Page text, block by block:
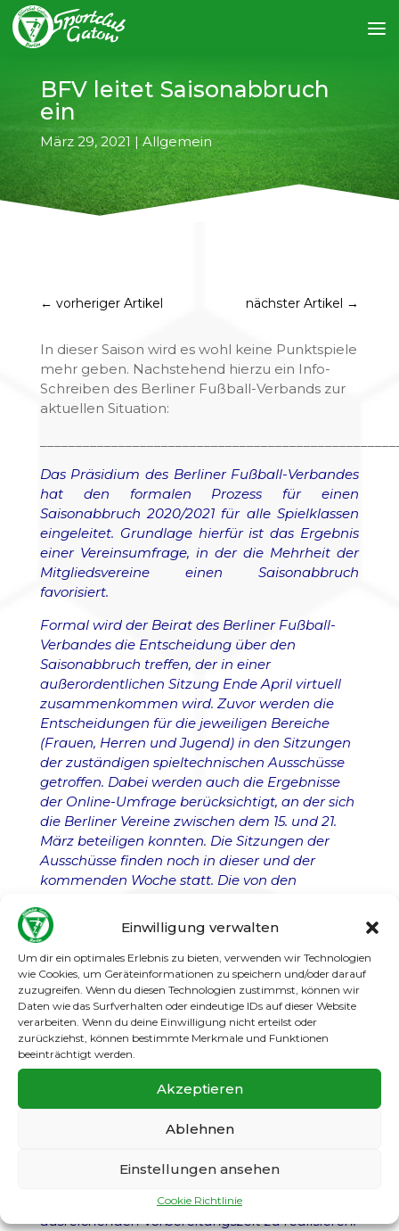
Einwilligung verwalten
Um dir ein optimales Erlebnis zu bieten, verwenden wir Technologien
wie Cookies, um Geräteinformationen zu speichern und/oder darauf
zuzugreifen. Wenn du diesen Technologien zustimmst, können wir
Daten wie das Surfverhalten oder eindeutige IDs auf dieser Website
verarbeiten. Wenn du deine Einwilligung nicht erteilst oder
zurückziehst, können bestimmte Merkmale und Funktionen
beeinträchtigt werden.
Akzeptieren
Ablehnen
Einstellungen ansehen
Cookie Richtlinie
BFV leitet Saisonabbruch
ein
März 29, 2021 |Allgemein
← vorheriger Artikel nächster Artikel →
In dieser Saison wird es wohl keine Punktspiele
mehr geben. Nachstehend hierzu ein Info-
Schreiben des Berliner Fußball-Verbands zur
aktuellen Situation:
Das Präsidium des Berliner Fußball-Verbandes
hat den formalen Prozess für einen
Saisonabbruch 2020/2021 für alle Spielklassen
eingeleitet. Grundlage hierfür ist das Ergebnis
einer Vereinsumfrage, in der die Mehrheit der
Mitgliedsvereine einen Saisonabbruch
favorisiert.
Formal wird der Beirat des Berliner Fußball-
Verbandes die Entscheidung über den
Saisonabbruch treffen, der in einer
außerordentlichen Sitzung Ende April virtuell
zusammenkommen wird. Zuvor werden die
Entscheidungen für die jeweiligen Bereiche
(Frauen, Herren und Jugend) in den Sitzungen
der zuständigen spieltechnischen Ausschüsse
getroffen. Dabei werden auch die Ergebnisse
der Online-Umfrage berücksichtigt, an der sich
die Berliner Vereine zwischen dem 15. und 21.
März beteiligen konnten. Die Sitzungen der
Ausschüsse finden noch in dieser und der
kommenden Woche statt. Die von den
wird das BFV-Präsidium in einem
Umlaufverfahren bestätigen. Für den
Jugendbereich wird auch eine
außerordentliche Sitzung des Jugendbeirates
stattfinden, bevor dann der Beirat Ende April
final tagt.
Abbruch und Annullierung wird bevorzugt
Dazu sagt Joachim Gaertner, Präsidialmitglied
spieltechnischen Ausschüsse des BFV: „Nach
nahezu unmöglich, eine sportliche Beendigung
der laufenden Spielzeit unter Einbeziehung der
erforderlichen Öffnungsschritte und einer
ausreichenden Vorbereitungszeit zu realisieren.